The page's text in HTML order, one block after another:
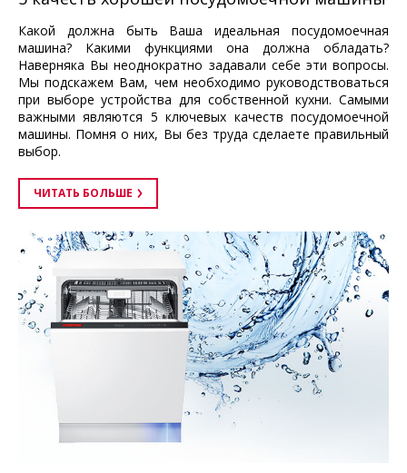
Какой должна быть Ваша идеальная посудомоечная
машина? Какими функциями она должна обладать?
Наверняка Вы неоднократно задавали себе эти вопросы.
Мы подскажем Вам, чем необходимо руководствоваться
при выборе устройства для собственной кухни. Самыми
важными являются 5 ключевых качеств посудомоечной
машины. Помня о них, Вы без труда сделаете правильный
выбор.
ЧИТАТЬ БОЛЬШЕ